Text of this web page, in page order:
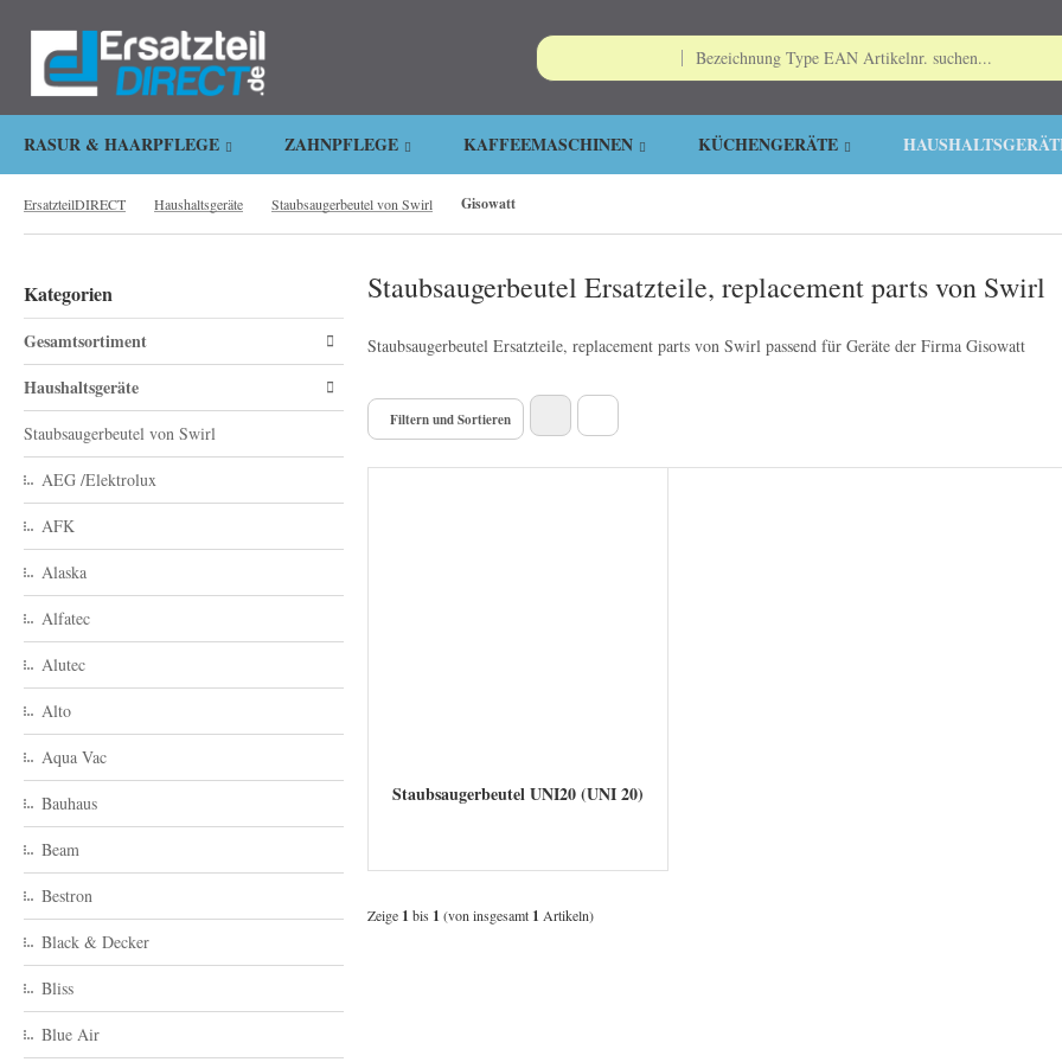
.
RASUR & HAARPFLEGE ZAHNPFLEGE KAFFEEMASCHINEN KÜCHENGERÄTE
ErsatzteilDIRECT Haushaltsgeräte Staubsaugerbeutel von Swirl Gisowatt
Kategorien
Gesamtsortiment
Haushaltsgeräte
Staubsaugerbeutel von Swirl
AEG /Elektrolux
AFK
Alaska
Alfatec
Alutec
Alto
Aqua Vac
Bauhaus
Beam
Bestron
Black & Decker
Bliss
Blue Air
Staubsaugerbeutel Ersatzteile, replacement parts von Swirl
Staubsaugerbeutel Ersatzteile, replacement parts von Swirl passend für Geräte der Firma Gisowatt
Filtern und Sortieren
Staubsaugerbeutel UNI20 (UNI 20)
Zeige 1 bis 1 (von insgesamt 1 Artikeln)